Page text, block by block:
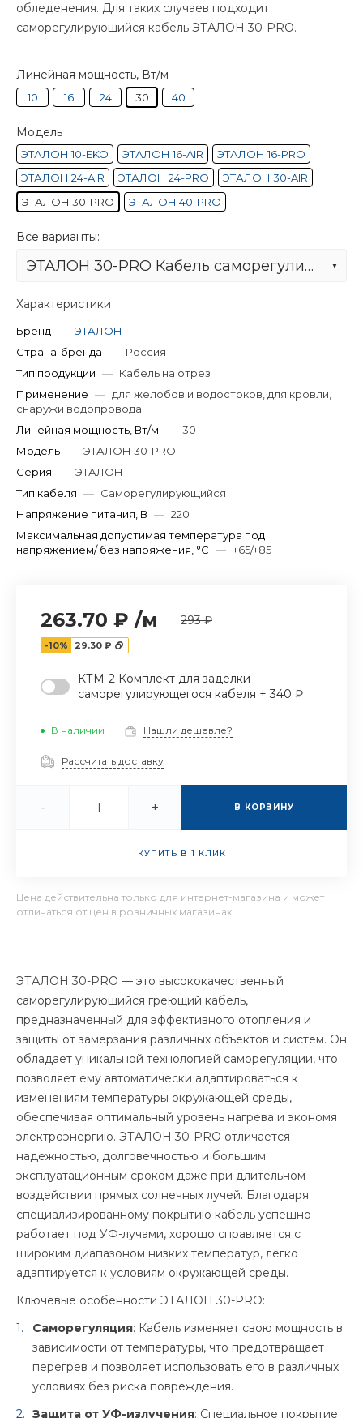
обледенения. Для таких случаев подходит
саморегулирующийся кабель ЭТАЛОН 30-PRO.
Линейная мощность, Вт/м
10 16 24 30 40
Модель
ЭТАЛОН 10-EKO ЭТАЛОН 16-AIR
ЭТАЛОН 16-PRO
ЭТАЛОН 24-AIR
ЭТАЛОН 24-PRO
ЭТАЛОН 30-AIR
ЭТАЛОН 30-PRO
ЭТАЛОН 40-PRO
Все варианты:
ЭТАЛОН 30-PRO Кабель саморегулирующийся с защитой от УФ
Характеристики
Бренд — ЭТАЛОН
Страна-бренда — Россия
Тип продукции — Кабель на отрез
Применение — для желобов и водостоков, для кровли,
снаружи водопровода
Линейная мощность, Вт/м — 30
Модель — ЭТАЛОН 30-PRO
Серия — ЭТАЛОН
Тип кабеля — Саморегулирующийся
Напряжение питания, В — 220
Максимальная допустимая температура под
напряжением/ без напряжения, °C — +65/+85
263.70 ₽ /м 293 ₽
-10% 29.30 ₽
КТМ-2 Комплект для заделки
саморегулирующегося кабеля + 340 ₽
В наличии Нашли дешевле?
Рассчитать доставку
- + В КОРЗИНУ
КУПИТЬ В 1 КЛИК
Цена действительна только для интернет-магазина и может
отличаться от цен в розничных магазинах
ЭТАЛОН 30-PRO — это высококачественный
саморегулирующийся греющий кабель,
предназначенный для эффективного отопления и
защиты от замерзания различных объектов и систем. Он
обладает уникальной технологией саморегуляции, что
позволяет ему автоматически адаптироваться к
изменениям температуры окружающей среды,
обеспечивая оптимальный уровень нагрева и экономя
электроэнергию. ЭТАЛОН 30-PRO отличается
надежностью, долговечностью и большим
эксплуатационным сроком даже при длительном
воздействии прямых солнечных лучей. Благодаря
специализированному покрытию кабель успешно
работает под УФ-лучами, хорошо справляется с
широким диапазоном низких температур, легко
адаптируется к условиям окружающей среды.
Ключевые особенности ЭТАЛОН 30-PRO:
Саморегуляция: Кабель изменяет свою мощность в
зависимости от температуры, что предотвращает
перегрев и позволяет использовать его в различных
условиях без риска повреждения.
Защита от УФ-излучения: Специальное покрытие